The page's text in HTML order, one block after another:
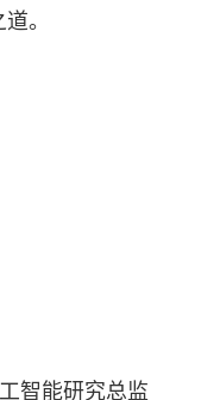
。
智能研究总监